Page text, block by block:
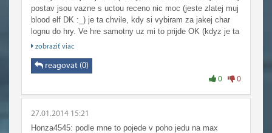
postav jsou vazne s uctou receno nic moc (jeste zlatej muj
blood elf DK :_) je ta chvile, kdy si vybiram za jakej char
lognu do hry. Ve hre samotny uz mi to prijde OK (kdyz je ta
postava tak asi 20x odzoomova do dalky :_).
mam rad, mam i taurena druida...
zobraziť viac
reagovat (0)
0 0
27.01.2014 15:21
Honza4545: podle mne to pojede v poho jedu na max